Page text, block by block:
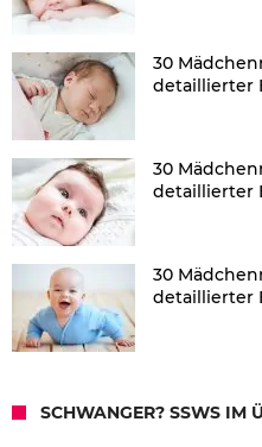
30
detaillierter
30
detaillierter
30
detaillierter
SCHWANGER? SSWS IM